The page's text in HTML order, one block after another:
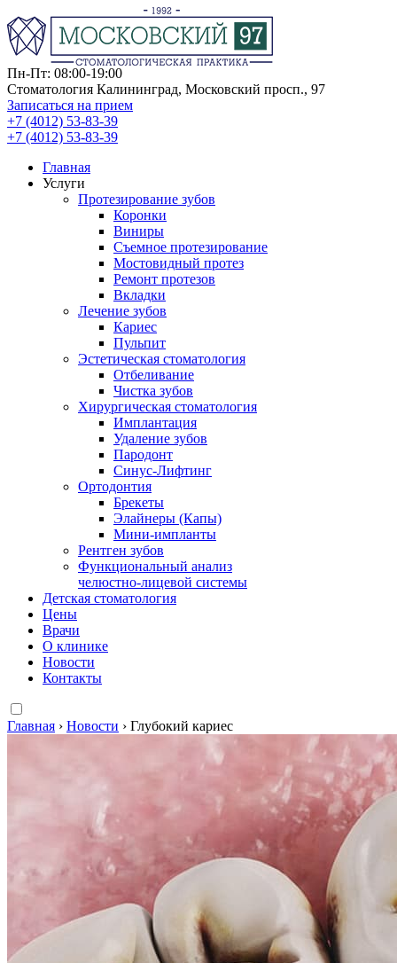
Пн-Пт: 08:00-19:00
Стоматология Калининград, Московский просп., 97
Записаться на прием
+7 (4012) 53-83-39
+7 (4012) 53-83-39
Главная
Услуги
Протезирование зубов
Коронки
Виниры
Съемное протезирование
Мостовидный протез
Ремонт протезов
Вкладки
Лечение зубов
Кариес
Пульпит
Эстетическая стоматология
Отбеливание
Чистка зубов
Хирургическая стоматология
Имплантация
Удаление зубов
Пародонт
Синус-Лифтинг
Ортодонтия
Брекеты
Элайнеры (Капы)
Мини-импланты
Рентген зубов
Функциональный анализ
челюстно-лицевой системы
Детская стоматология
Цены
Врачи
О клинике
Новости
Контакты
Главная › Новости › Глубокий кариес